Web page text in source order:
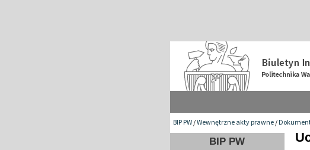
BIP PW/Wewnętrzne akty prawne/
BIP PW